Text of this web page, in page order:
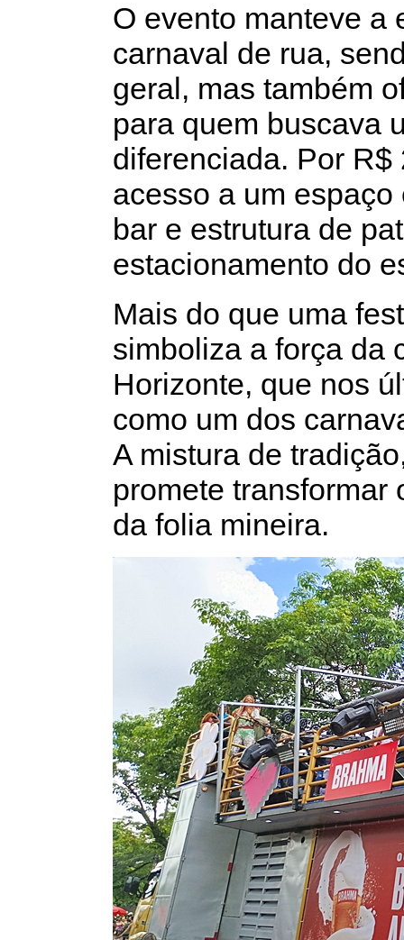
O evento manteve a
carnaval de rua,
geral, mas também
para quem buscava
diferenciada. Por
acesso a um
bar e estrutura de
estacionamento do
Mais do que uma
simboliza a força da
Horizonte, que nos
como um dos
A mistura de
promete transformar
da folia mineira.